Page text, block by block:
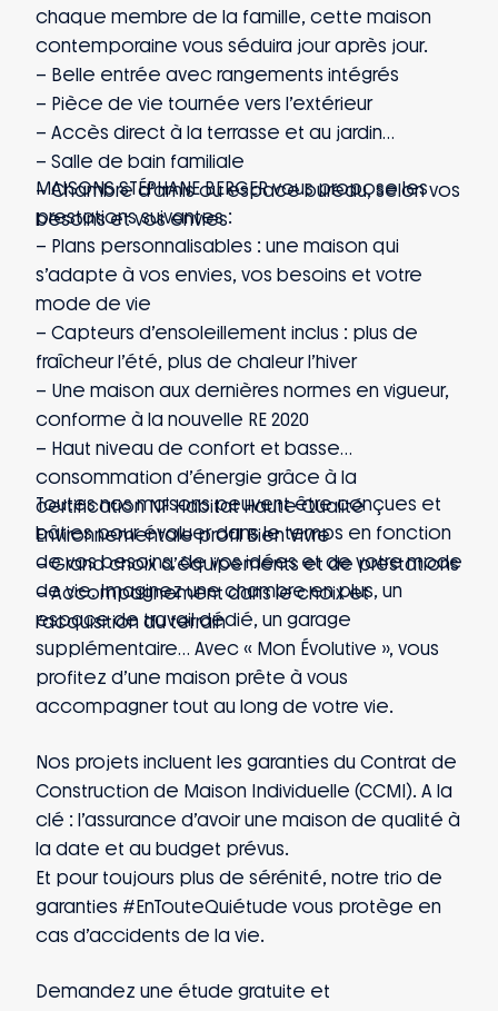
chaque membre de la famille, cette maison
contemporaine vous séduira jour après jour.
– Belle entrée avec rangements intégrés
– Pièce de vie tournée vers l’extérieur
– Accès direct à la terrasse et au jardin
– Salle de bain familiale
– Chambre d’amis ou espace bureau, selon vos
besoins et vos envies
MAISONS STÉPHANE BERGER vous propose les
prestations suivantes :
– Plans personnalisables : une maison qui
s’adapte à vos envies, vos besoins et votre
mode de vie
– Capteurs d’ensoleillement inclus : plus de
fraîcheur l’été, plus de chaleur l’hiver
– Une maison aux dernières normes en vigueur,
conforme à la nouvelle RE 2020
– Haut niveau de confort et basse
consommation d’énergie grâce à la
certification NF Habitat Haute Qualité
Environnementale profil Bien Vivre
– Grand choix d’équipements et de prestations
– Accompagnement dans le choix et
l’acquisition du terrain
Toutes nos maisons peuvent être conçues et
bâties pour évoluer dans le temps en fonction
de vos besoins, de vos idées et de votre mode
de vie. Imaginez une chambre en plus, un
espace de travail dédié, un garage
supplémentaire… Avec « Mon Évolutive », vous
profitez d’une maison prête à vous
accompagner tout au long de votre vie.
Nos projets incluent les garanties du Contrat de
Construction de Maison Individuelle (CCMI). A la
clé : l’assurance d’avoir une maison de qualité à
la date et au budget prévus.
Et pour toujours plus de sérénité, notre trio de
garanties #EnTouteQuiétude vous protège en
cas d’accidents de la vie.
Demandez une étude gratuite et